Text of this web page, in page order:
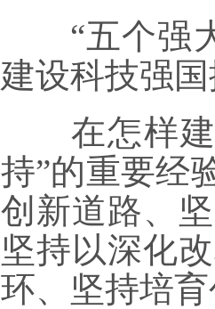
“五个强大
建设科技强
在怎样建
持”的重要经
创新道路、
坚持以深化
环、坚持培